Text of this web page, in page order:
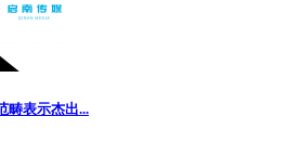
畴表示杰出...